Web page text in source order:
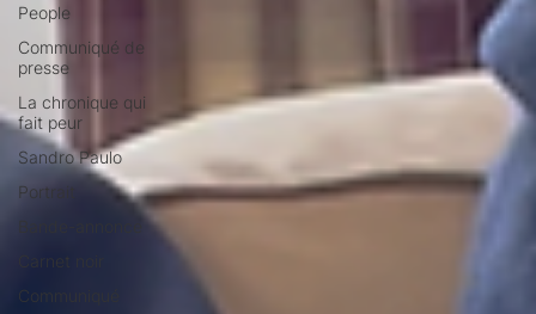
People
Communiqué de
presse
La chronique qui
fait peur
Sandro Paulo
Portrait
Communiqué